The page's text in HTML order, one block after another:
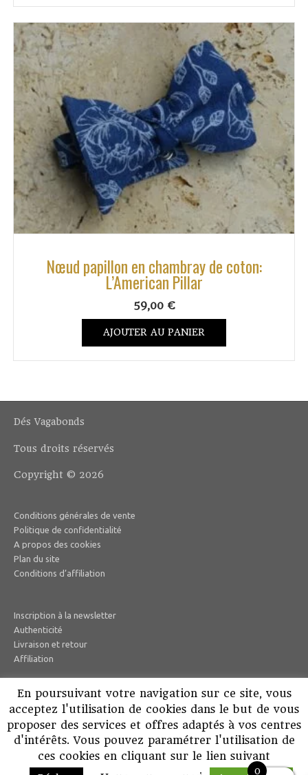
Nœud papillon en chambray de coton:
L’American Pillar
59,00 €
AJOUTER AU PANIER
Dés Vagabonds
Tous droits réservés
Copyright © 2026
Conditions générales de vente
Politique de confidentialité
A propos des cookies
Plan du site
Conditions d’affiliation
Inscription à la newsletter
Authenticité
Livraison et retour
Affiliation
Instagram
Facebook
Mon compte
Search
Search Button
En poursuivant votre navigation sur ce site, vous
acceptez l'utilisation de cookies dans le but de vous
proposer des services et offres adaptés à vos centres
d'intérêts. Vous pouvez paramétrer l'utilisation de
ces cookies en cliquant sur le lien suivant
0